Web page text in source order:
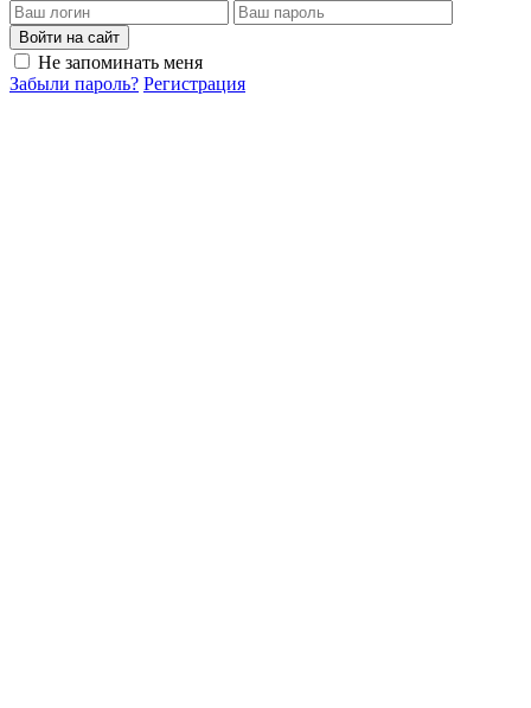
Войти на сайт
Не запоминать меня
Забыли пароль? Регистрация